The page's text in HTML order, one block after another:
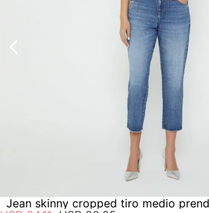
No lavado en seco
electrónico con la confirmación del mismo.
estado de tu compra puedes ingresar al
Mis Pedidos” en nuestra página web
Jean skinny cropped tiro medio